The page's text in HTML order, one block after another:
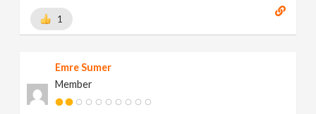
1
Emre Sumer
Member